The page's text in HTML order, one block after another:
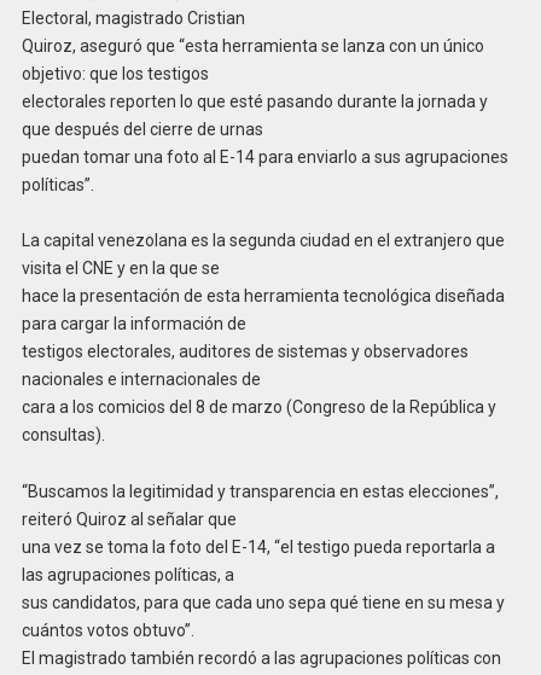
Electoral, magistrado Cristian
Quiroz, aseguró que “esta herramienta se lanza con un único
objetivo: que los testigos
electorales reporten lo que esté pasando durante la jornada y
que después del cierre de urnas
puedan tomar una foto al E-14 para enviarlo a sus agrupaciones
políticas”.
La capital venezolana es la segunda ciudad en el extranjero que
visita el CNE y en la que se
hace la presentación de esta herramienta tecnológica diseñada
para cargar la información de
testigos electorales, auditores de sistemas y observadores
nacionales e internacionales de
cara a los comicios del 8 de marzo (Congreso de la República y
consultas).
“Buscamos la legitimidad y transparencia en estas elecciones”,
reiteró Quiroz al señalar que
una vez se toma la foto del E-14, “el testigo pueda reportarla a
las agrupaciones políticas, a
sus candidatos, para que cada uno sepa qué tiene en su mesa y
cuántos votos obtuvo”.
El magistrado también recordó a las agrupaciones políticas con